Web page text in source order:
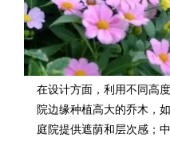
在设计方面，利用不同高
院边缘种植高大的乔木，
庭院提供遮荫和层次感；